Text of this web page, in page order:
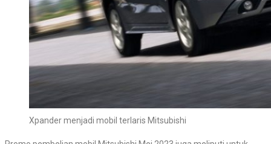
Xpander menjadi mobil terlaris Mitsubishi